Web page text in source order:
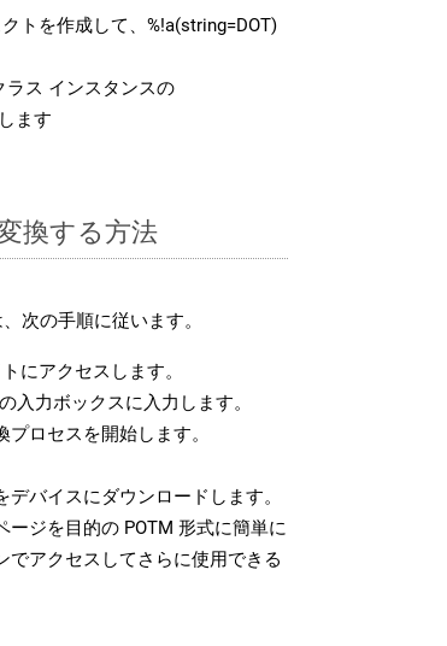
トを作成して、%!a(string=DOT)
ラス インスタンスの
ます
換する方法
次の手順に従います。
にアクセスします。
入力ボックスに入力します。
プロセスを開始します。
バイスにダウンロードします。
ジを目的の POTM 形式に簡単に
アクセスしてさらに使用できる